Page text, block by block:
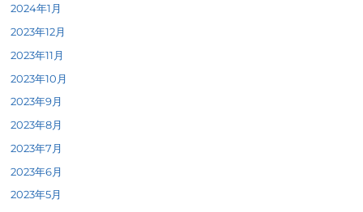
2024年1月
2023年12月
2023年11月
2023年10月
2023年9月
2023年8月
2023年7月
2023年6月
2023年5月